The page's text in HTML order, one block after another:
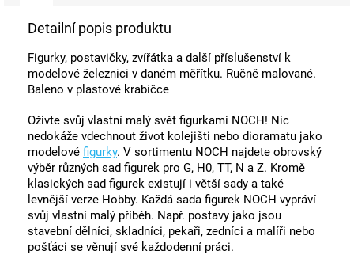
Detailní popis produktu
Figurky, postavičky, zvířátka a další příslušenství k
modelové železnici v daném měřítku. Ručně malované.
Baleno v plastové krabičce
Oživte svůj vlastní malý svět figurkami NOCH! Nic
nedokáže vdechnout život kolejišti nebo dioramatu jako
modelové figurky. V sortimentu NOCH najdete obrovský
výběr různých sad figurek pro G, H0, TT, N a Z. Kromě
klasických sad figurek existují i ​​větší sady a také
levnější verze Hobby. Každá sada figurek NOCH vypráví
svůj vlastní malý příběh. Např. postavy jako jsou
stavební dělníci, skladníci, pekaři, zedníci a malíři nebo
pošťáci se věnují své každodenní práci.